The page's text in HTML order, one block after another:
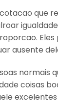
que
ausente
normais
coisas